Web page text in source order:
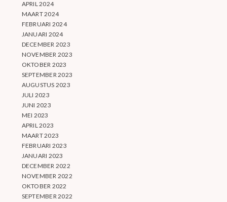
APRIL 2024
MAART 2024
FEBRUARI 2024
JANUARI 2024
DECEMBER 2023
NOVEMBER 2023
OKTOBER 2023
SEPTEMBER 2023
AUGUSTUS 2023
JULI 2023
JUNI 2023
MEI 2023
APRIL 2023
MAART 2023
FEBRUARI 2023
JANUARI 2023
DECEMBER 2022
NOVEMBER 2022
OKTOBER 2022
SEPTEMBER 2022